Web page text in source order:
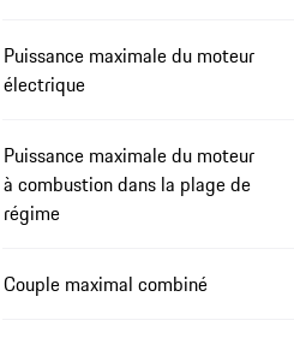
Puissance maximale du moteur
électrique
Puissance maximale du moteur
à combustion dans la plage de
régime
Couple maximal combiné